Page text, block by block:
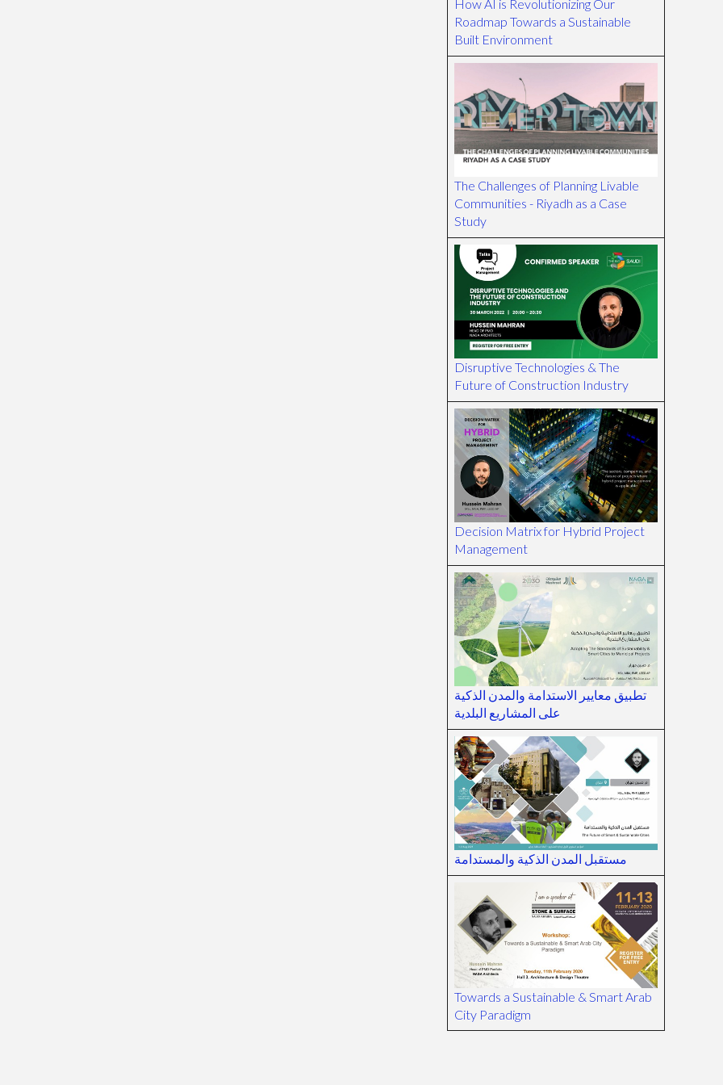
How AI is Revolutionizing Our
Roadmap Towards a Sustainable
Built Environment
The Challenges of Planning Livable
Communities - Riyadh as a Case
Study
Disruptive Technologies & The
Future of Construction Industry
Decision Matrix for Hybrid Project
Management
تطبيق معايير الاستدامة والمدن الذكية
على المشاريع البلدية
مستقبل المدن الذكية والمستدامة
Towards a Sustainable & Smart Arab
City Paradigm